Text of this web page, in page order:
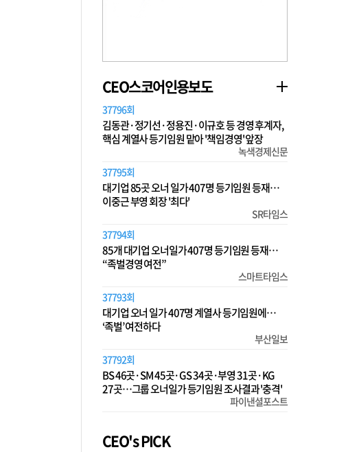
CEO스코어인용보도
37796회
김동관·정기선·정용진·이규호 등 경영 후계자,
핵심 계열사 등기임원 맡아 '책임경영' 앞장
녹색경제신문
37795회
대기업 85곳 오너 일가 407명 등기임원 등재…
이중근 부영 회장 '최다'
SR타임스
37794회
85개 대기업 오너일가 407명 등기임원 등재…
“족벌경영 여전”
스마트타임스
37793회
대기업 오너 일가 407명 계열사 등기임원에…
‘족벌’ 여전하다
부산일보
37792회
BS 46곳·SM 45곳·GS 34곳·부영 31곳·KG
27곳…그룹 오너일가 등기임원 조사결과 '충격'
파이낸셜포스트
CEO's PICK